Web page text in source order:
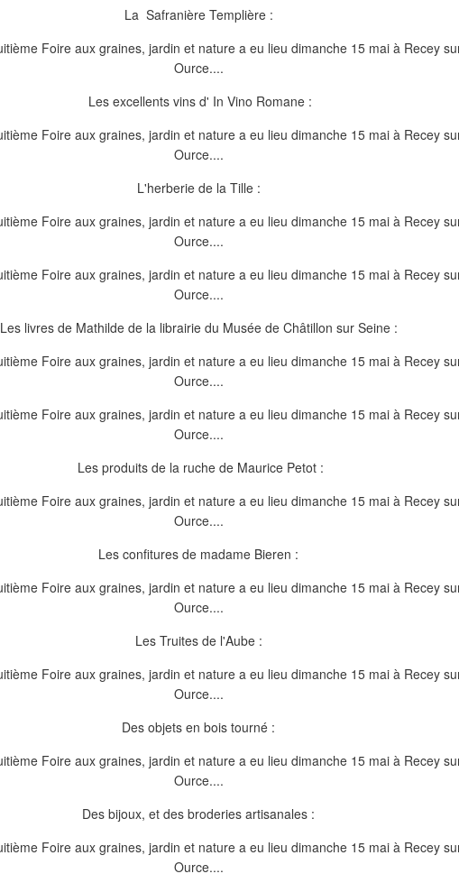
La Safranière Templière :
Les excellents vins d' In Vino Romane :
L'herberie de la Tille :
Les livres de Mathilde de la librairie du Musée de Châtillon sur Seine :
Les produits de la ruche de Maurice Petot :
Les confitures de madame Bieren :
Les Truites de l'Aube :
Des objets en bois tourné :
Des bijoux, et des broderies artisanales :